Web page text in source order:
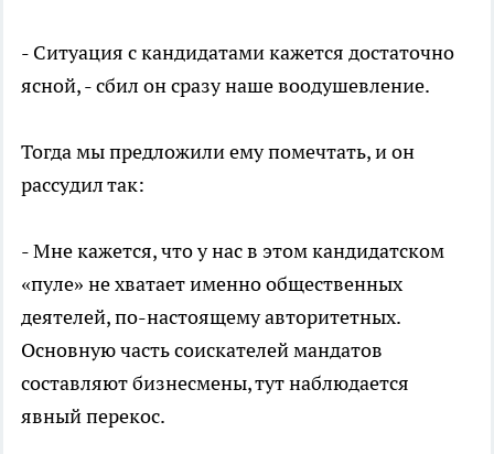
- Ситуация с кандидатами кажется достаточно
ясной, - сбил он сразу наше воодушевление.
Тогда мы предложили ему помечтать, и он
рассудил так:
- Мне кажется, что у нас в этом кандидатском
«пуле» не хватает именно общественных
деятелей, по-настоящему авторитетных.
Основную часть соискателей мандатов
составляют бизнесмены, тут наблюдается
явный перекос.